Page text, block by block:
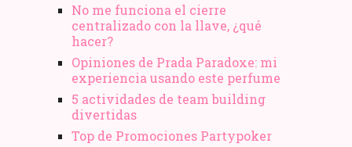
No me funciona el cierre
centralizado con la llave, ¿qué
hacer?
Opiniones de Prada Paradoxe: mi
experiencia usando este perfume
5 actividades de team building
divertidas
Top de Promociones Partypoker